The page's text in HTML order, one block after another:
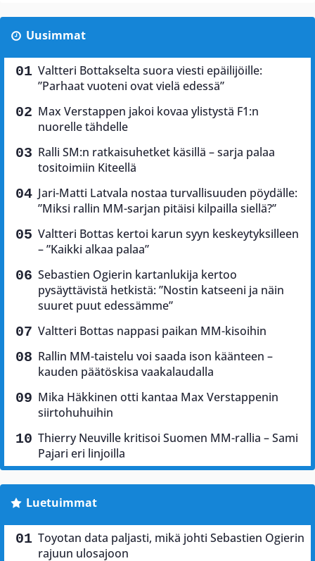
Uusimmat
Valtteri Bottakselta suora viesti epäilijöille:
”Parhaat vuoteni ovat vielä edessä”
Max Verstappen jakoi kovaa ylistystä F1:n
nuorelle tähdelle
Ralli SM:n ratkaisuhetket käsillä – sarja palaa
tositoimiin Kiteellä
Jari-Matti Latvala nostaa turvallisuuden pöydälle:
”Miksi rallin MM-sarjan pitäisi kilpailla siellä?”
Valtteri Bottas kertoi karun syyn keskeytyksilleen
– ”Kaikki alkaa palaa”
Sebastien Ogierin kartanlukija kertoo
pysäyttävistä hetkistä: ”Nostin katseeni ja näin
suuret puut edessämme”
Valtteri Bottas nappasi paikan MM-kisoihin
Rallin MM-taistelu voi saada ison käänteen –
kauden päätöskisa vaakalaudalla
Mika Häkkinen otti kantaa Max Verstappenin
siirtohuhuihin
Thierry Neuville kritisoi Suomen MM-rallia – Sami
Pajari eri linjoilla
Luetuimmat
Toyotan data paljasti, mikä johti Sebastien Ogierin
rajuun ulosajoon